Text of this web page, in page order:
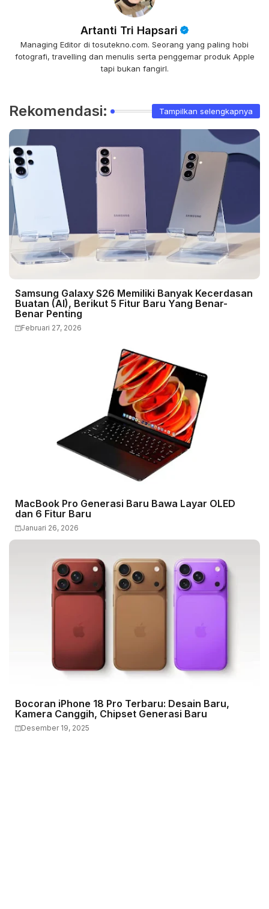
Artanti Tri Hapsari
Managing Editor di tosutekno.com. Seorang yang paling hobi
fotografi, travelling dan menulis serta penggemar produk Apple
tapi bukan fangirl.
Rekomendasi: Tampilkan selengkapnya
Samsung Galaxy S26 Memiliki Banyak Kecerdasan
Buatan (AI), Berikut 5 Fitur Baru Yang Benar-
Benar Penting
Februari 27, 2026
MacBook Pro Generasi Baru Bawa Layar OLED
dan 6 Fitur Baru
Januari 26, 2026
Bocoran iPhone 18 Pro Terbaru: Desain Baru,
Kamera Canggih, Chipset Generasi Baru
Desember 19, 2025